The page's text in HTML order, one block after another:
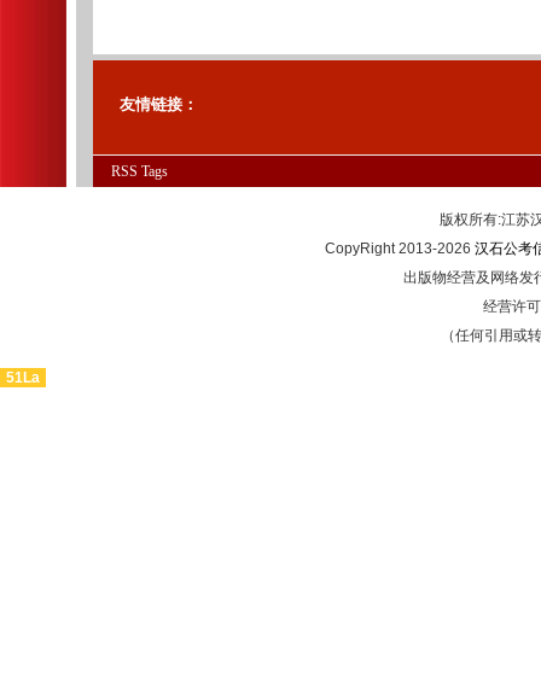
友情链接：
RSS Tags
版权所有:江
CopyRight 2013-2026 汉石公考
出版物经营及网络发
经营许
（任何引用或
51La